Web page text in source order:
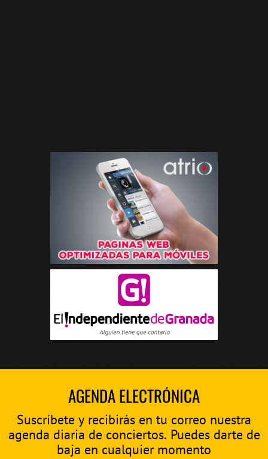
AGENDA ELECTRÓNICA
Suscríbete y recibirás en tu correo nuestra
agenda diaria de conciertos. Puedes darte de
baja en cualquier momento